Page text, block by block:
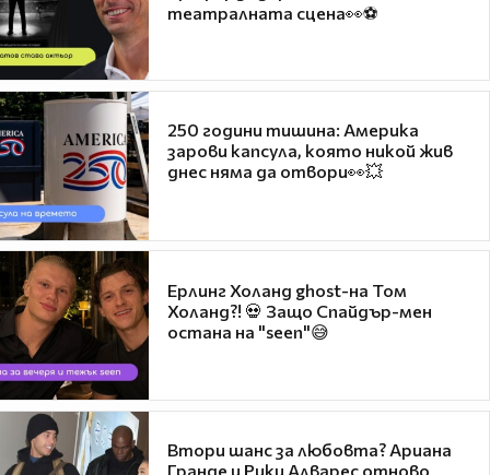
театралната сцена👀⚽
250 години тишина: Америка
зарови капсула, която никой жив
днес няма да отвори👀💥
Ерлинг Холанд ghost-на Том
Холанд?! 💀 Защо Спайдър-мен
остана на "seen"😅
Втори шанс за любовта? Ариана
Гранде и Рики Алварес отново